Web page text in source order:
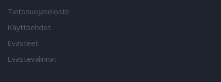
Tietosuojaseloste
Käyttöehdot
Evästeet
Evästevalinnat